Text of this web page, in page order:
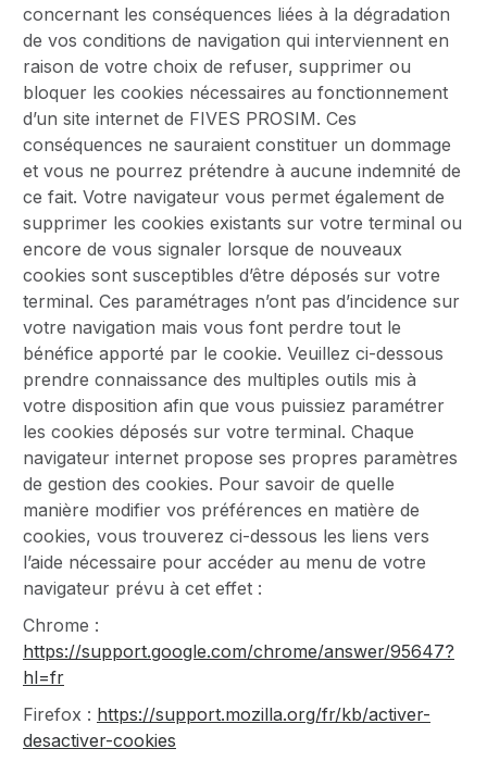
concernant les conséquences liées à la dégradation
de vos conditions de navigation qui interviennent en
raison de votre choix de refuser, supprimer ou
bloquer les cookies nécessaires au fonctionnement
d’un site internet de FIVES PROSIM. Ces
conséquences ne sauraient constituer un dommage
et vous ne pourrez prétendre à aucune indemnité de
ce fait. Votre navigateur vous permet également de
supprimer les cookies existants sur votre terminal ou
encore de vous signaler lorsque de nouveaux
cookies sont susceptibles d’être déposés sur votre
terminal. Ces paramétrages n’ont pas d’incidence sur
votre navigation mais vous font perdre tout le
bénéfice apporté par le cookie. Veuillez ci-dessous
prendre connaissance des multiples outils mis à
votre disposition afin que vous puissiez paramétrer
les cookies déposés sur votre terminal. Chaque
navigateur internet propose ses propres paramètres
de gestion des cookies. Pour savoir de quelle
manière modifier vos préférences en matière de
cookies, vous trouverez ci-dessous les liens vers
l’aide nécessaire pour accéder au menu de votre
navigateur prévu à cet effet :
Chrome :
https://support.google.com/chrome/answer/95647?
hl=fr
Firefox : https://support.mozilla.org/fr/kb/activer-
desactiver-cookies